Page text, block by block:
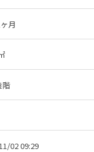
月
階
02 09:29